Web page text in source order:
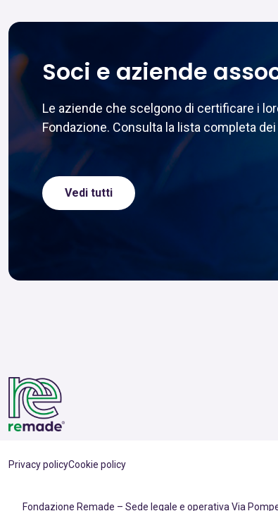
Soci e aziende
Le aziende che scelgono di certificare i
Fondazione. Consulta la lista completa
Vedi tutti
Privacy policyCookie policy
Fondazione Remade – Sede legale e operativa Via